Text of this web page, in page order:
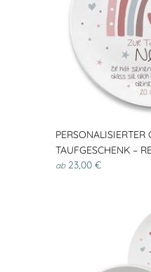
PERSONALISIERTER
TAUFGESCHENK –
ab23,00 €